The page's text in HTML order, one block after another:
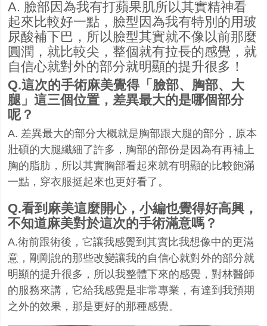
A. 臉部因為我有打蘋果肌所以其實精神看
起來比較好一點，臉型因為我有特別的用玻
尿酸補下巴，所以臉型其實就不像以前那麼
圓潤，就比較尖，整個就有拉長的感覺，就
自信心就對外的部分就明顯的提升很多！
Q.這次的手術麻美覺得「臉部、胸部、大
腿」這三個位置，差異最大的是哪個部分
呢？
A. 差異最大的部分大概就是胸部跟大腿的部分，原本
壯碩的大腿纖細了許多，胸部的部份是因為有再補上
胸的脂肪，所以其實胸部看起來就有明顯的比較飽滿
一點，穿衣服挺起來也更好看了。
Q.看到麻美這麼開心，小編也覺得好高興，
不知道麻美對於這次的手術滿意嗎？
A.術前跟術後，它讓我感覺到其實比我想像中的更滿
意，剛剛說的那些改變讓我的自信心就對外的部分就
明顯的提升很多，所以我整體下來的感覺，對林醫師
的服務來講，它給我感覺是非常專業，有達到我預期
之外的效果，那是更好的那種感覺。